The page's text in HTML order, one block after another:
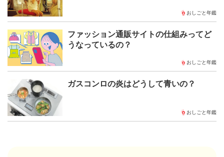
おしごと年鑑
ファッション通販サイトの仕組みってど
うなっているの？
おしごと年鑑
ガスコンロの炎はどうして青いの？
おしごと年鑑